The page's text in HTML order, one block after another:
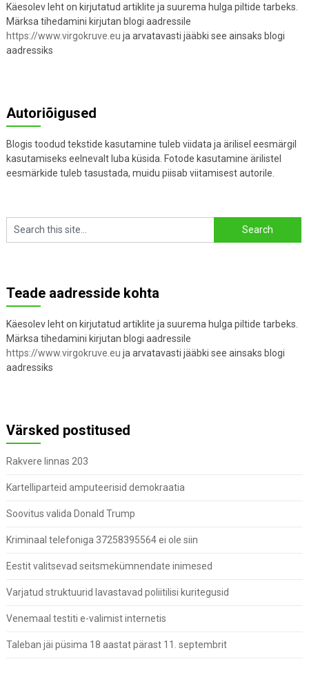
Käesolev leht on kirjutatud artiklite ja suurema hulga piltide tarbeks.
Märksa tihedamini kirjutan blogi aadressile
https://www.virgokruve.eu ja arvatavasti jääbki see ainsaks blogi
aadressiks
Autoriõigused
Blogis toodud tekstide kasutamine tuleb viidata ja ärilisel eesmärgil
kasutamiseks eelnevalt luba küsida. Fotode kasutamine ärilistel
eesmärkide tuleb tasustada, muidu piisab viitamisest autorile.
Teade aadresside kohta
Käesolev leht on kirjutatud artiklite ja suurema hulga piltide tarbeks.
Märksa tihedamini kirjutan blogi aadressile
https://www.virgokruve.eu ja arvatavasti jääbki see ainsaks blogi
aadressiks
Värsked postitused
Rakvere linnas 203
Kartelliparteid amputeerisid demokraatia
Soovitus valida Donald Trump
Kriminaal telefoniga 37258395564 ei ole siin
Eestit valitsevad seitsmekümnendate inimesed
Varjatud struktuurid lavastavad poliitilisi kuritegusid
Venemaal testiti e-valimist internetis
Taleban jäi püsima 18 aastat pärast 11. septembrit